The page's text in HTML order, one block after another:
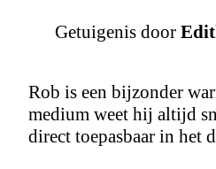
Getuigenis door
Rob is een bijzonder
medium weet hij altijd
direct toepasbaar in het